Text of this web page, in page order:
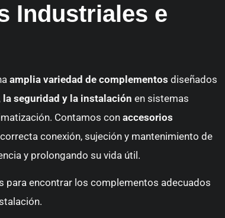
Industriales e
amplia variedad de complementos diseñados
seguridad y la instalación en sistemas
Contamos con accesorios
conexión, sujeción y mantenimiento de
y prolongando su vida útil.
para encontrar los complementos adecuados